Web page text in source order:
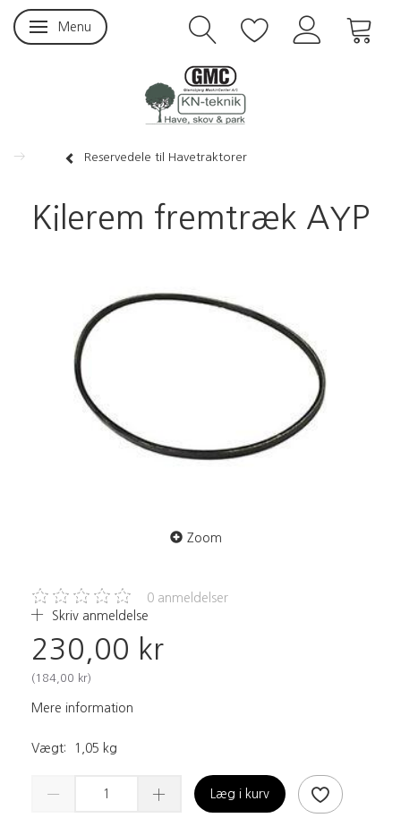
Skifte navigation
Menu
Reservedele til Havetraktorer
Kilerem fremtræk AYP
Zoom
0 anmeldelser
Skriv anmeldelse
230,00 kr
( 184,00 kr)
Mere information
Vægt: 1,05 kg
Læg i kurv